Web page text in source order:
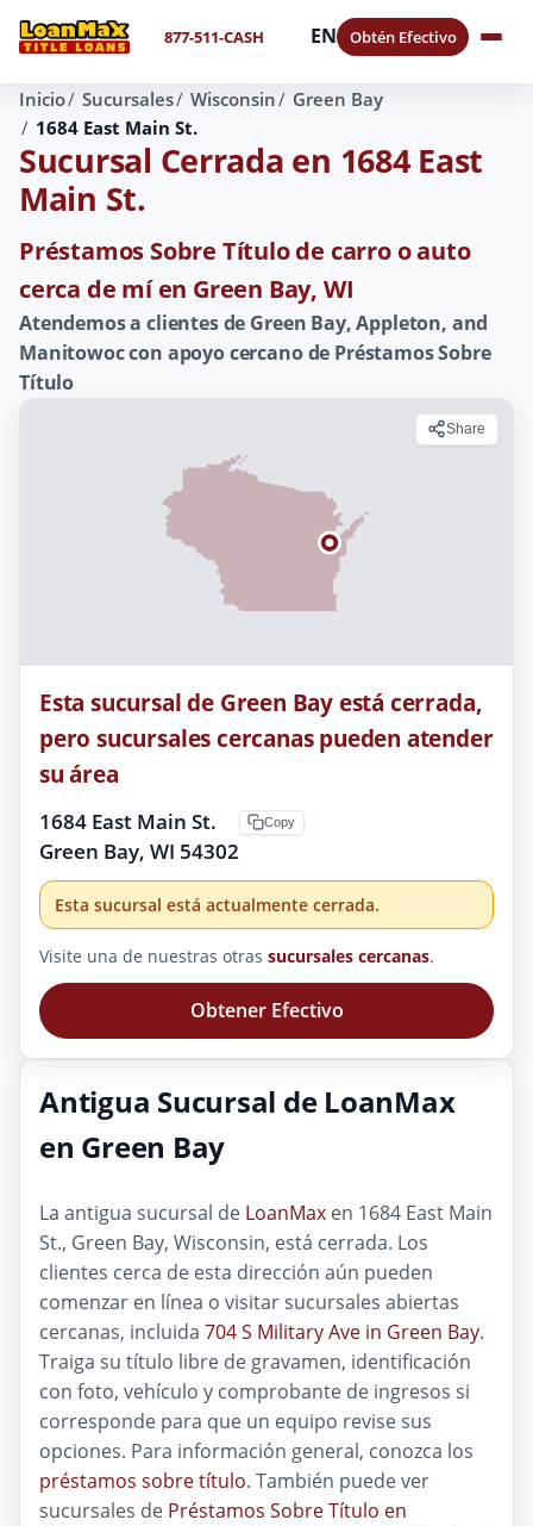
877-511-CASH EN Obtén Efectivo
Inicio Sucursales Wisconsin
Green Bay
1684 East Main St.
Sucursal Cerrada en 1684 East
Main St.
Préstamos Sobre Título de carro o auto
cerca de mí en Green Bay, WI
Atendemos a clientes de Green Bay, Appleton, and
Manitowoc con apoyo cercano de Préstamos Sobre
Título
Share
Esta sucursal de Green Bay está cerrada,
pero sucursales cercanas pueden atender
su área
1684 East Main St.
Green Bay, WI 54302
Copy
Esta sucursal está actualmente cerrada.
Visite una de nuestras otras sucursales cercanas.
Obtener Efectivo
Antigua Sucursal de LoanMax
en Green Bay
La antigua sucursal de LoanMax en 1684 East Main
St., Green Bay, Wisconsin, está cerrada. Los
clientes cerca de esta dirección aún pueden
comenzar en línea o visitar sucursales abiertas
cercanas, incluida 704 S Military Ave in Green Bay.
Traiga su título libre de gravamen, identificación
con foto, vehículo y comprobante de ingresos si
corresponde para que un equipo revise sus
opciones. Para información general, conozca los
préstamos sobre título. También puede ver
sucursales de Préstamos Sobre Título en